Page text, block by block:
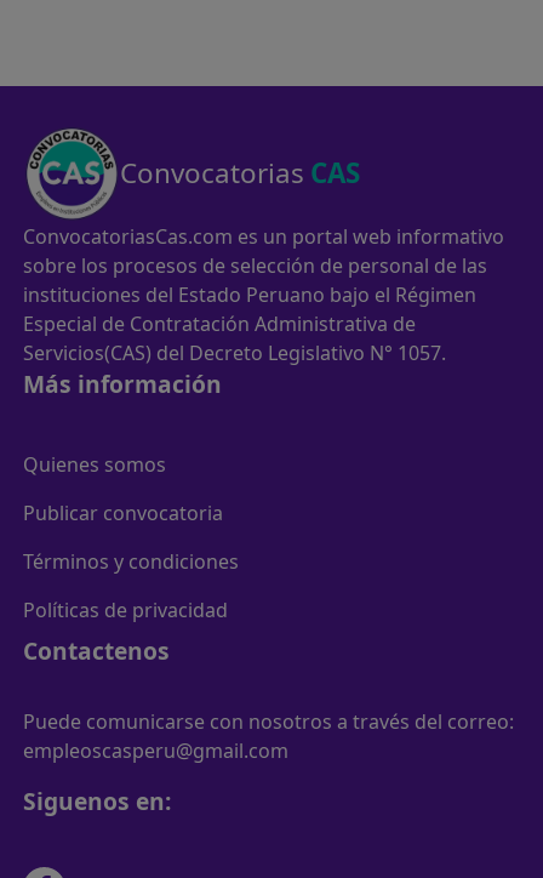
Convocatorias CAS
ConvocatoriasCas.com es un portal web informativo
sobre los procesos de selección de personal de las
instituciones del Estado Peruano bajo el Régimen
Especial de Contratación Administrativa de
Servicios(CAS) del Decreto Legislativo N° 1057.
Más información
Quienes somos
Publicar convocatoria
Términos y condiciones
Políticas de privacidad
Contactenos
Puede comunicarse con nosotros a través del correo:
empleoscasperu@gmail.com
Siguenos en: